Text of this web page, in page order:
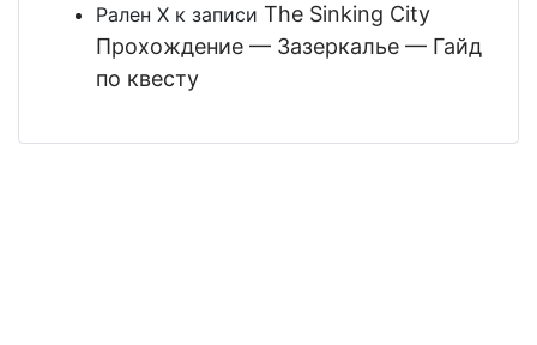
Рален Х к записи The Sinking City
Прохождение — Зазеркалье — Гайд
по квесту